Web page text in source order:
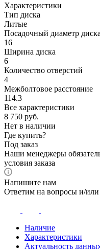
Характеристики
Тип диска
Литые
Посадочный диаметр диска
16
Ширина диска
6
Количество отверстий
4
Межболтовое расстояние
114.3
Все характеристики
8 750 руб.
Нет в наличии
Где купить?
Под заказ
Наши менеджеры
условия заказа
Напишите нам
Ответим на вопросы и/
Наличие
Характеристики
Актуальность